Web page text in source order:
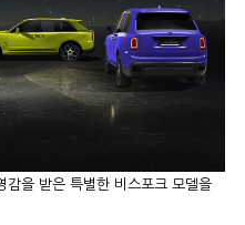
감을 받은 특별한 비스포크 모델을